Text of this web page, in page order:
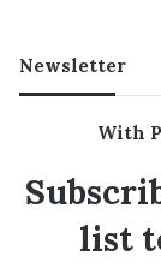
Newsletter
With
list